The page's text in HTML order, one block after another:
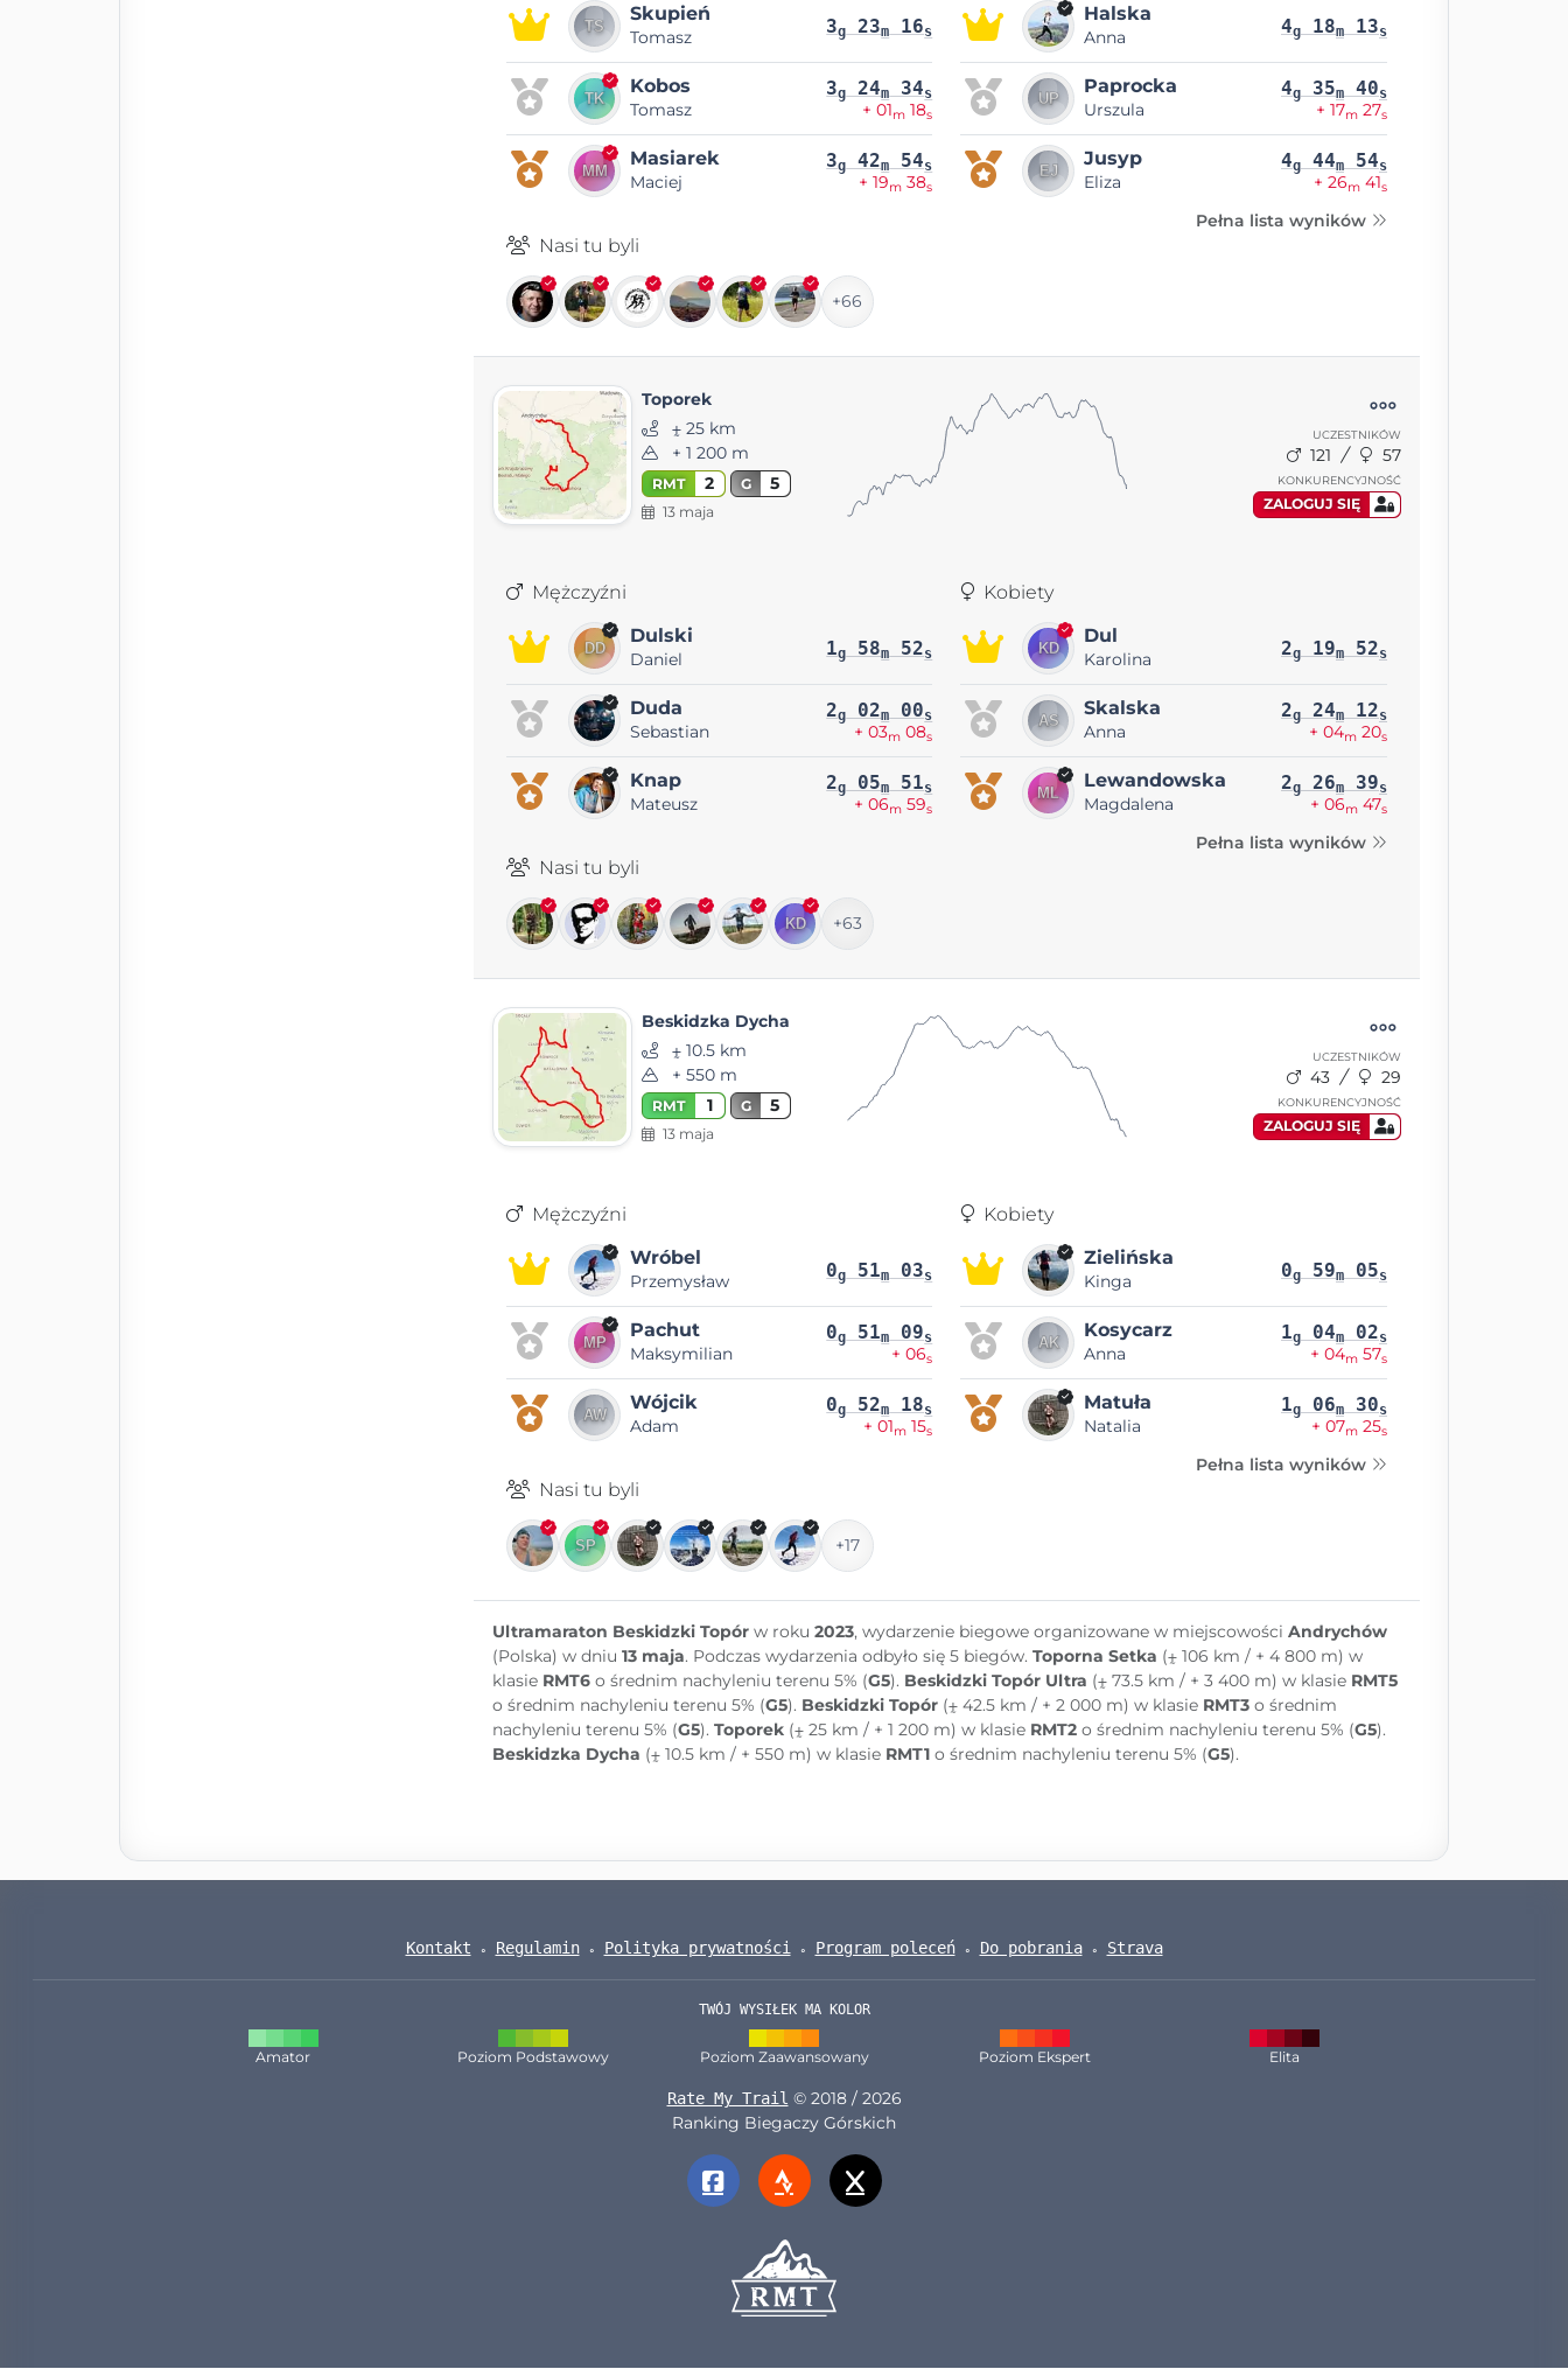
Skupień
Tomasz 3g 23m 16s
Kobos
Tomasz
3g 24m 34s
+ 01m 18s
Masiarek
Maciej
3g 42m 54s
+ 19m 38s
Halska
Anna 4g 18m 13s
Paprocka
Urszula
4g 35m 40s
+ 17m 27s
Jusyp
Eliza
4g 44m 54s
+ 26m 41s
Pełna lista wyników
Nasi tu byli
+66
Toporek
⨦ 25 km
+ 1 200 m
RMT 2 G 5
13 maja
UCZESTNIKÓW
121 57
KONKURENCYJNOŚĆ
ZALOGUJ SIĘ
Mężczyźni
Dulski
Daniel 1g 58m 52s
Duda
Sebastian
2g 02m 00s
+ 03m 08s
Knap
Mateusz
2g 05m 51s
+ 06m 59s
Kobiety
Dul
Karolina 2g 19m 52s
Skalska
Anna
2g 24m 12s
+ 04m 20s
Lewandowska
Magdalena
2g 26m 39s
+ 06m 47s
Pełna lista wyników
Nasi tu byli
+63
Beskidzka Dycha
⨦ 10.5 km
+ 550 m
RMT 1 G 5
13 maja
UCZESTNIKÓW
43 29
KONKURENCYJNOŚĆ
ZALOGUJ SIĘ
Mężczyźni
Wróbel
Przemysław 0g 51m 03s
Pachut
Maksymilian
0g 51m 09s
+ 06s
Wójcik
Adam
0g 52m 18s
+ 01m 15s
Kobiety
Zielińska
Kinga 0g 59m 05s
Kosycarz
Anna
1g 04m 02s
+ 04m 57s
Matuła
Natalia
1g 06m 30s
+ 07m 25s
Pełna lista wyników
Nasi tu byli
+17
Ultramaraton Beskidzki Topórw roku 2023, wydarzenie biegowe organizowane w miejscowości Andrychów
(Polska) w dniu 13 maja. Podczas wydarzenia odbyło się 5 biegów. Toporna Setka (⨦ 106 km / + 4 800 m) w
klasie RMT6o średnim nachyleniu terenu 5% (G5). Beskidzki Topór Ultra (⨦ 73.5 km / + 3 400 m) w klasie RMT5
o średnim nachyleniu terenu 5% (G5). Beskidzki Topór(⨦ 42.5 km / + 2 000 m) w klasie RMT3o średnim
nachyleniu terenu 5% (G5). Toporek(⨦ 25 km / + 1 200 m) w klasie RMT2o średnim nachyleniu terenu 5% (G5).
Beskidzka Dycha (⨦ 10.5 km / + 550 m) w klasie RMT1o średnim nachyleniu terenu 5% (G5).
Kontakt Regulamin Polityka prywatności Program poleceń Do pobrania Strava
TWÓJ WYSIŁEK MA KOLOR
Amator Poziom Podstawowy Poziom Zaawansowany Poziom Ekspert Elita
Rate My Trail © 2018 / 2026
Ranking Biegaczy Górskich